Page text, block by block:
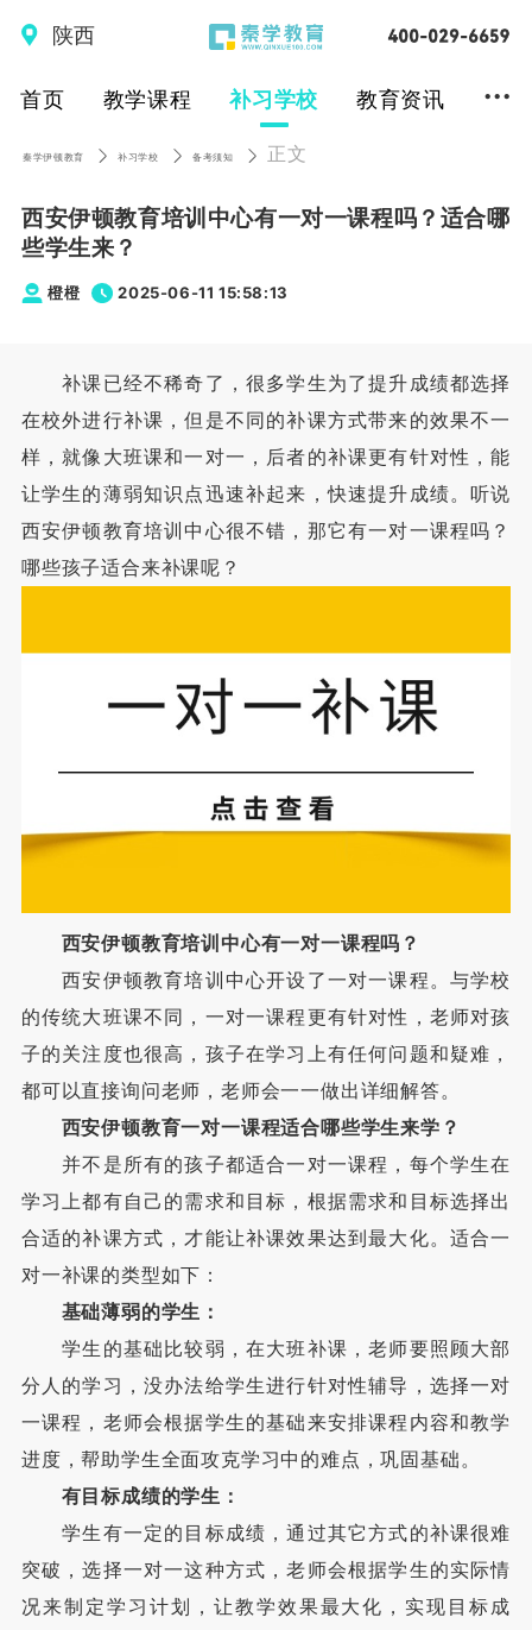
陕西
首页 教学课程 补习学校 教育资讯 ...
秦学伊顿教育 补习学校 备考须知 正文
西安伊顿教育培训中心有一对一课程吗？适合哪
些学生来？
橙橙 2025-06-11 15:58:13
补课已经不稀奇了，很多学生为了提升成绩都选择
在校外进行补课，但是不同的补课方式带来的效果不一
样，就像大班课和一对一，后者的补课更有针对性，能
让学生的薄弱知识点迅速补起来，快速提升成绩。听说
西安伊顿教育培训中心很不错，那它有一对一课程吗？
哪些孩子适合来补课呢？
西安伊顿教育培训中心有一对一课程吗？
西安伊顿教育培训中心开设了一对一课程。与学校
的传统大班课不同，一对一课程更有针对性，老师对孩
子的关注度也很高，孩子在学习上有任何问题和疑难，
都可以直接询问老师，老师会一一做出详细解答。
西安伊顿教育一对一课程适合哪些学生来学？
并不是所有的孩子都适合一对一课程，每个学生在
学习上都有自己的需求和目标，根据需求和目标选择出
合适的补课方式，才能让补课效果达到最大化。适合一
对一补课的类型如下：
基础薄弱的学生：
学生的基础比较弱，在大班补课，老师要照顾大部
分人的学习，没办法给学生进行针对性辅导，选择一对
一课程，老师会根据学生的基础来安排课程内容和教学
进度，帮助学生全面攻克学习中的难点，巩固基础。
有目标成绩的学生：
学生有一定的目标成绩，通过其它方式的补课很难
突破，选择一对一这种方式，老师会根据学生的实际情
况来制定学习计划，让教学效果最大化，实现目标成